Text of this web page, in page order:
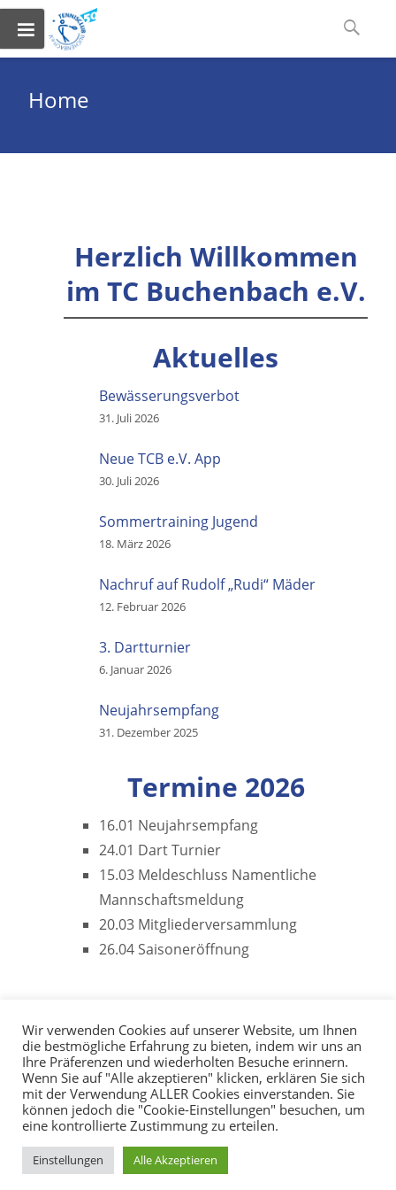
to
content
Suchen
Home
Herzlich Willkommen
im TC Buchenbach e.V.
Aktuelles
Bewässerungsverbot
31. Juli 2026
Neue TCB e.V. App
30. Juli 2026
Sommertraining Jugend
18. März 2026
Nachruf auf Rudolf „Rudi“ Mäder
12. Februar 2026
3. Dartturnier
6. Januar 2026
Neujahrsempfang
31. Dezember 2025
Termine 2026
16.01 Neujahrsempfang
24.01 Dart Turnier
15.03 Meldeschluss Namentliche
Mannschaftsmeldung
20.03 Mitgliederversammlung
26.04 Saisoneröffnung
Copyright © 2026 TC
Buchenbach e.V.
Wir verwenden Cookies auf unserer Website, um Ihnen
die bestmögliche Erfahrung zu bieten, indem wir uns an
Ihre Präferenzen und wiederholten Besuche erinnern.
Wenn Sie auf "Alle akzeptieren" klicken, erklären Sie sich
mit der Verwendung ALLER Cookies einverstanden. Sie
können jedoch die "Cookie-Einstellungen" besuchen, um
eine kontrollierte Zustimmung zu erteilen.
Einstellungen Alle Akzeptieren